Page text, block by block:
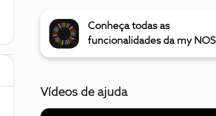
Conheça todas as
funcionalidades da my NOS
Vídeos de ajuda